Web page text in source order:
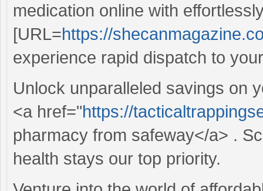
medication online with
[URL=https://
experience rapid dispatch to
Unlock unparalleled savings on
<a href="https://
pharmacy from safeway</a> .
health stays our top priority.